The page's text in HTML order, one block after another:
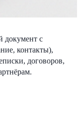
с
контакты),
договоров,